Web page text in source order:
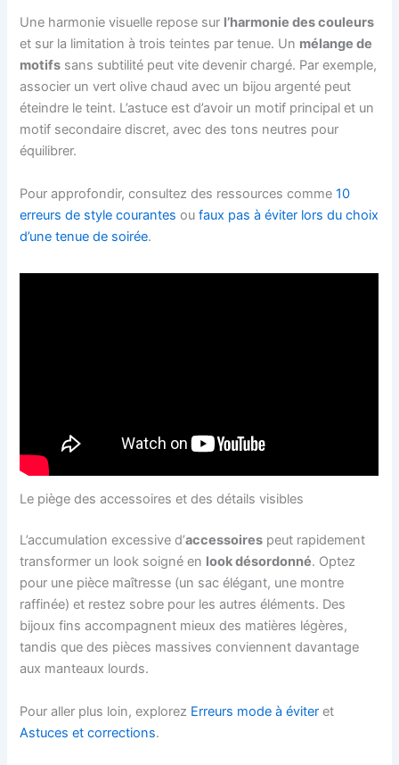
Une harmonie visuelle repose sur l’harmonie des couleurs
et sur la limitation à trois teintes par tenue. Un mélange de
motifs sans subtilité peut vite devenir chargé. Par exemple,
associer un vert olive chaud avec un bijou argenté peut
éteindre le teint. L’astuce est d’avoir un motif principal et un
motif secondaire discret, avec des tons neutres pour
équilibrer.
Pour approfondir, consultez des ressources comme10
erreurs de style courantes oufaux pas à éviter lors du choix
d’une tenue de soirée.
Le piège des accessoires et des détails visibles
L’accumulation excessive d’accessoires peut rapidement
transformer un look soigné en look désordonné. Optez
pour une pièce maîtresse (un sac élégant, une montre
raffinée) et restez sobre pour les autres éléments. Des
bijoux fins accompagnent mieux des matières légères,
tandis que des pièces massives conviennent davantage
aux manteaux lourds.
Pour aller plus loin, explorez Erreurs mode à éviter et
Astuces et corrections.